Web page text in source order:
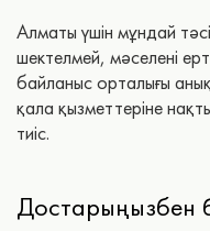
Алматы үшін мұндай
шектелмей, мәселені
байланыс орталығы
қала қызметтеріне нақты
тиіс.
Достарыңызбен